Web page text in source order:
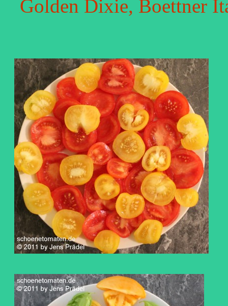
Golden Dixie, Boettner